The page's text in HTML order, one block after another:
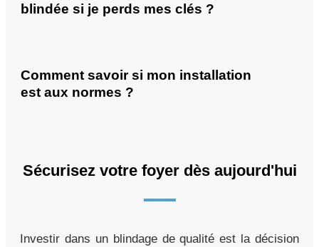
blindée si je perds mes clés ?
Comment savoir si mon installation
est aux normes ?
Sécurisez votre foyer dès aujourd'hui
Investir dans un blindage de qualité est la décision